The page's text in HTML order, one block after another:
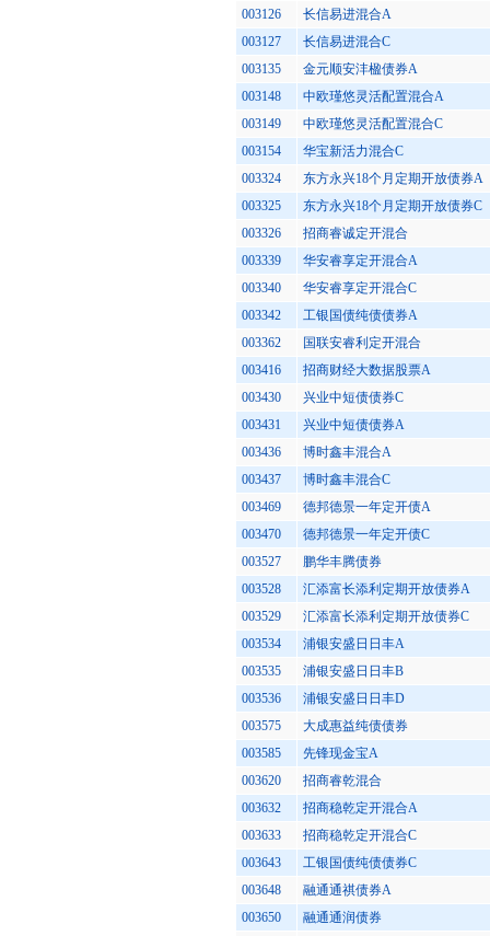
003126
长信易进混合A
003127
长信易进混合C
003135
金元顺安沣楹债券A
003148
中欧瑾悠灵活配置混合A
003149
中欧瑾悠灵活配置混合C
003154
华宝新活力混合C
003324
东方永兴18个月定期开放债券A
003325
东方永兴18个月定期开放债券C
003326
招商睿诚定开混合
003339
华安睿享定开混合A
003340
华安睿享定开混合C
003342
工银国债纯债债券A
003362
国联安睿利定开混合
003416
招商财经大数据股票A
003430
兴业中短债债券C
003431
兴业中短债债券A
003436
博时鑫丰混合A
003437
博时鑫丰混合C
003469
德邦德景一年定开债A
003470
德邦德景一年定开债C
003527
鹏华丰腾债券
003528
汇添富长添利定期开放债券A
003529
汇添富长添利定期开放债券C
003534
浦银安盛日日丰A
003535
浦银安盛日日丰B
003536
浦银安盛日日丰D
003575
大成惠益纯债债券
003585
先锋现金宝A
003620
招商睿乾混合
003632
招商稳乾定开混合A
003633
招商稳乾定开混合C
003643
工银国债纯债债券C
003648
融通通祺债券A
003650
融通通润债券